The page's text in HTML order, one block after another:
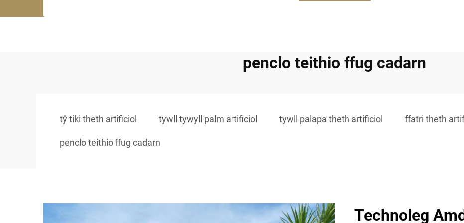
penclo teithio ffug cadarn
tŷ tiki theth artificiol tywll tywyll palm artificiol tywll palapa theth artificiol ffatri theth
penclo teithio ffug cadarn
Technoleg